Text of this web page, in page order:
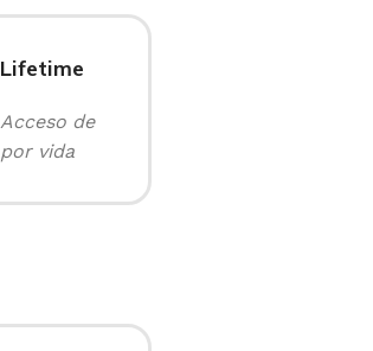
Lifetime
Acceso de
por vida